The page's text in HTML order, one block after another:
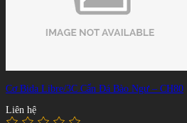
Cơ Bida Libre/3C Cẩn Đá Bào Ngư – CH80
Liên hệ